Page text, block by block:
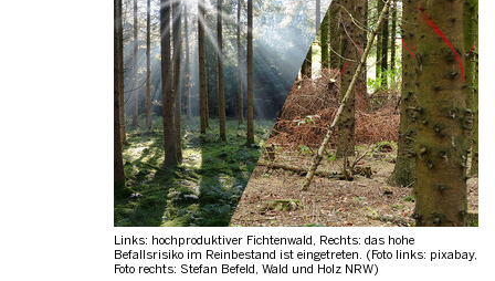
Links: hochproduktiver Fichtenwald, Rechts: das hohe
Befallsrisiko im Reinbestand ist eingetreten. (Foto links: pixabay,
Foto rechts: Stefan Befeld, Wald und Holz NRW)